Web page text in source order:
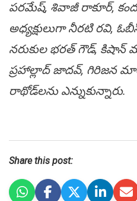
పరమేష్, శివాజీ రాకూర్,
అధ్యక్షులుగా నీరటి రవి,
నరుకుల భరత్ గౌడ్, కిషాన్
ప్రహాల్లాద్ జాదవ్, గిరిజన
రాథోడ్‌ల‌ను ఎన్నుకున్నారు.
Share this post: